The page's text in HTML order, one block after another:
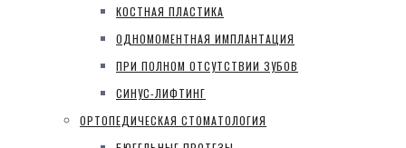
КОСТНАЯ ПЛАСТИКА
ОДНОМОМЕНТНАЯ ИМПЛАНТАЦИЯ
ПРИ ПОЛНОМ ОТСУТСТВИИ ЗУБОВ
СИНУС-ЛИФТИНГ
ОРТОПЕДИЧЕСКАЯ СТОМАТОЛОГИЯ